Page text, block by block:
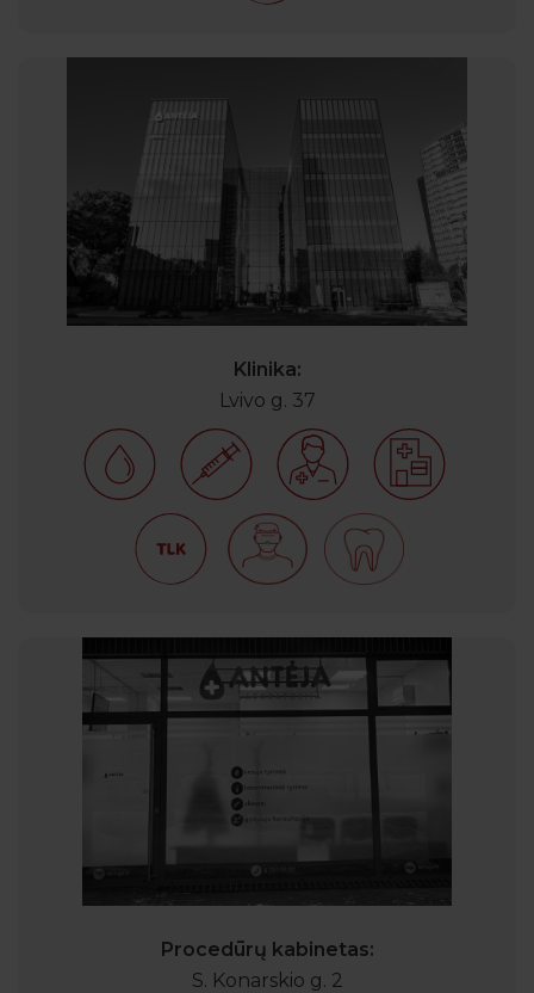
Klinika:
Lvivo g. 37
Procedūrų kabinetas:
S. Konarskio g. 2